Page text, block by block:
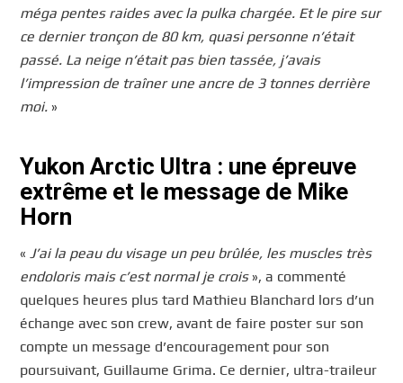
méga pentes raides avec la pulka chargée. Et le pire sur
ce dernier tronçon de 80 km, quasi personne n’était
passé. La neige n’était pas bien tassée, j’avais
l’impression de traîner une ancre de 3 tonnes derrière
moi.»
Yukon Arctic Ultra : une épreuve
extrême et le message de Mike
Horn
« J’ai la peau du visage un peu brûlée, les muscles très
endoloris mais c’est normal je crois», a commenté
quelques heures plus tard Mathieu Blanchard lors d’un
échange avec son crew, avant de faire poster sur son
compte un message d’encouragement pour son
poursuivant, Guillaume Grima. Ce dernier, ultra-traileur